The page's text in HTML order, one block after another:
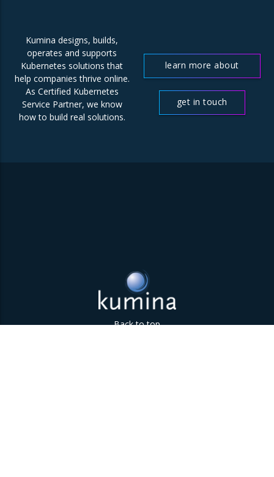
Kumina designs, builds,
operates and supports
Kubernetes solutions that
help companies thrive online.
As Certified Kubernetes
Service Partner, we know
how to build real solutions.
learn more about
get in touch
Back to top